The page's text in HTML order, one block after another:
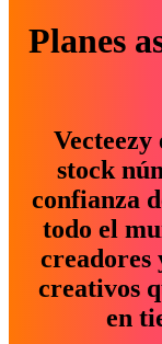
Planes
Vecteezy
stock
confianza
todo el
creadores
creativos
en